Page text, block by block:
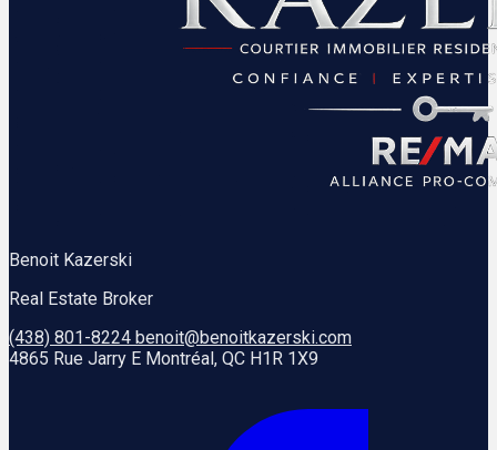
Benoit Kazerski
Real Estate Broker
(438) 801-8224 benoit@benoitkazerski.com
4865 Rue Jarry E Montréal, QC H1R 1X9